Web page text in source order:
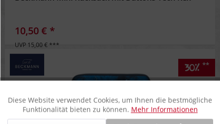
10,50 € *
UVP 15,00 € ***
30% **
Funktionale Aktiv
Diese Website verwendet Cookies, um Ihnen die bestmögliche
Funktionalität bieten zu können. Mehr Informationen